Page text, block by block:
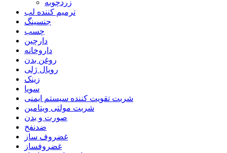
زردچوبه
ترمیم کننده لب
جنسینگ
چسب
دارچین
داروخانه
روغن بدن
رویال ژلی
زینک
سویا
شربت تقویت کننده سیستم ایمنی
شربت مولتی ویتامین
صورت و بدن
ضدنفخ
غضروف ساز
غضروفساز